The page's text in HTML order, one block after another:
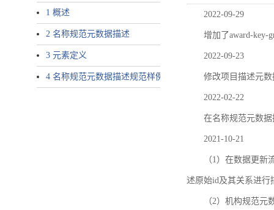
1 概述
2 名称规范元数据描述
3 元素定义
4 名称规范元数据描述规范样例
2022-09-29
增加了award-key-
2022-09-23
修改项目描述元
2022-02-22
在名称规范元数
2021-10-21
（1）在数据更
述原始id及其关系进行
（2）机构规范元